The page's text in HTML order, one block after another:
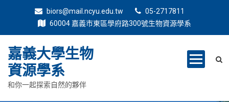
biors@mail.ncyu.edu.tw
05-2717811
60004 嘉義市東區學府路300號生物資源學系
嘉義大學生物
資源學系
和你一起探索自然的夥伴